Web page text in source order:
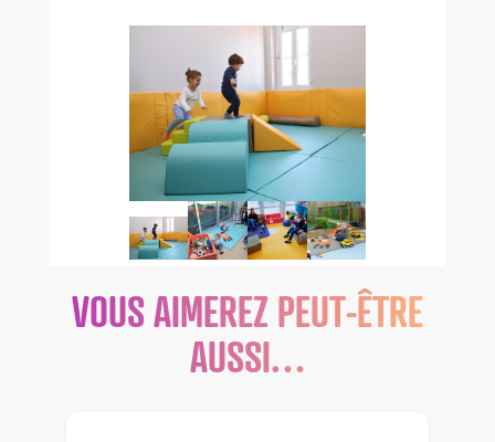
VOUS AIMEREZ PEUT-ÊTRE
AUSSI…